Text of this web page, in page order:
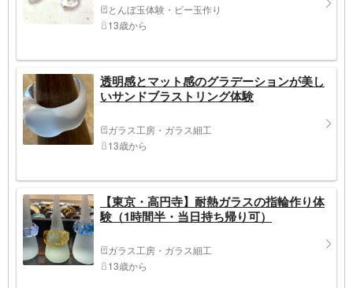
とんぼ玉体験・ビー玉作り
13歳から
透明感とマット感のグラデーションが美し
いサンドブラストリング体験
ガラス工房・ガラス細工
13歳から
【東京・高円寺】耐熱ガラスの指輪作り体
験（1時間半・当日持ち帰り可）
ガラス工房・ガラス細工
13歳から